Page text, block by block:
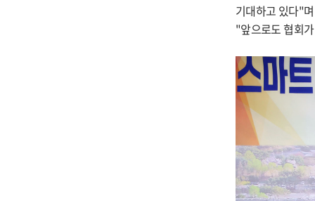
기대하고 있다"며
"앞으로도 협회